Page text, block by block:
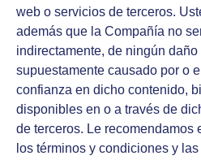
web o servicios de terceros.
además que la Compañía no
indirectamente, de ningún
supuestamente causado por o
confianza en dicho contenido,
disponibles en o a través de
de terceros. Le recomendamos
los términos y condiciones y